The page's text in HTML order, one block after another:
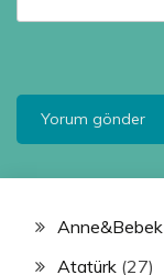
Anne&Bebek
Atatürk (27)